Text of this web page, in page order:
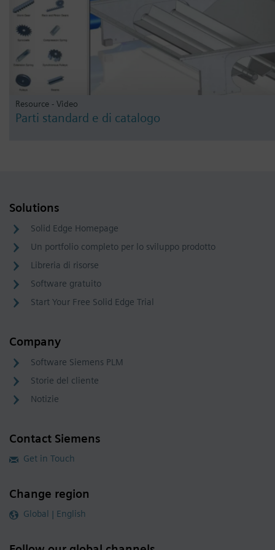
Resource - Video
Parti standard e di catalogo
Solutions
Solid Edge Homepage
Un portfolio completo per lo sviluppo prodotto
Libreria di risorse
Software gratuito
Start Your Free Solid Edge Trial
Company
Software Siemens PLM
Storie del cliente
Notizie
Contact Siemens
Get in Touch
Change region
Global | English